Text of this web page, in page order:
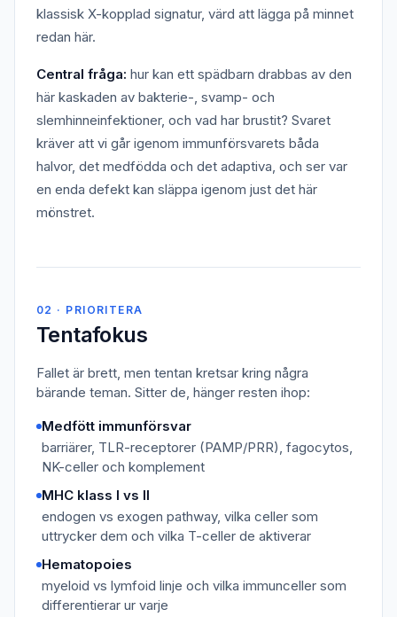
klassisk X-kopplad signatur, värd att lägga på minnet
redan här.
Central fråga: hur kan ett spädbarn drabbas av den
här kaskaden av bakterie-, svamp- och
slemhinneinfektioner, och vad har brustit? Svaret
kräver att vi går igenom immunförsvarets båda
halvor, det medfödda och det adaptiva, och ser var
en enda defekt kan släppa igenom just det här
mönstret.
02 · PRIORITERA
Tentafokus
Fallet är brett, men tentan kretsar kring några
bärande teman. Sitter de, hänger resten ihop:
Medfött immunförsvar
barriärer, TLR-receptorer (PAMP/PRR), fagocytos,
NK-celler och komplement
MHC klass I vs II
endogen vs exogen pathway, vilka celler som
uttrycker dem och vilka T-celler de aktiverar
Hematopoies
myeloid vs lymfoid linje och vilka immunceller som
differentierar ur varje